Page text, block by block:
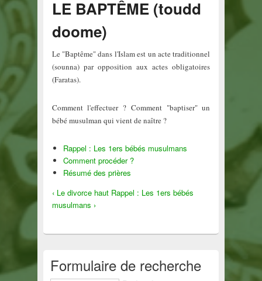
LE BAPTÊME (toudd
doome)
Le "Baptême" dans l'Islam est un acte traditionnel
(sounna) par opposition aux actes obligatoires
(Faratas).
Comment l'effectuer ? Comment "baptiser" un
bébé musulman qui vient de naître ?
Rappel : Les 1ers bébés musulmans
Comment procéder ?
Résumé des prières
‹ Le divorce haut Rappel : Les 1ers bébés
musulmans ›
Formulaire de recherche